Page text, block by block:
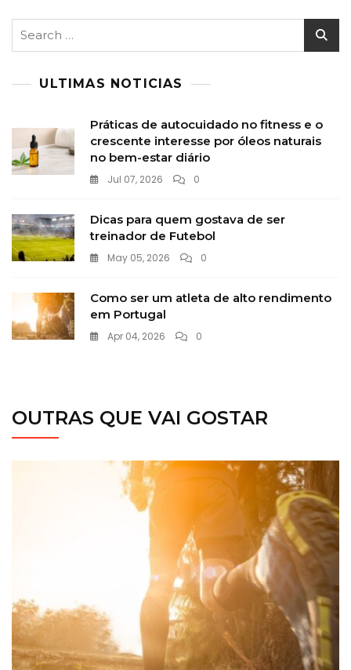
ULTIMAS NOTICIAS
Práticas de autocuidado no fitness e o
crescente interesse por óleos naturais
no bem-estar diário
Jul 07, 2026 0
Dicas para quem gostava de ser
treinador de Futebol
May 05, 2026 0
Como ser um atleta de alto rendimento
em Portugal
Apr 04, 2026 0
OUTRAS QUE VAI GOSTAR